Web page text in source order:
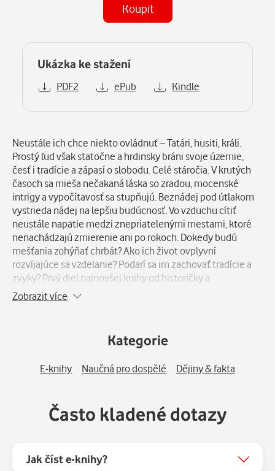
Koupit
Ukázka ke stažení
PDF2 ePub Kindle
Popis
Neustále ich chce niekto ovládnuť – Tatári, husiti, králi.
Prostý ľud však statočne a hrdinsky bráni svoje územie,
česť i tradície a zápasí o slobodu. Celé stáročia. V krutých
časoch sa mieša nečakaná láska so zradou, mocenské
intrigy a vypočítavosť sa stupňujú. Beznádej pod útlakom
vystrieda nádej na lepšiu budúcnosť. Vo vzduchu cítiť
neustále napätie medzi znepriatelenými mestami, ktoré
nenachádzajú zmierenie ani po rokoch. Dokedy budú
mešťania zohýňať chrbát? Ako ich život ovplyvní
rozvíjajúce sa vzdelanie? Podarí sa im zachovať tradície a
zvyky? Prvý diel najnovšej knihy od historičky a
spisovateľky Nory Baráthovej opisuje Kežmarok tak, ako ho
doposiaľ nepoznáme – od najstarších čias po 15. storočie.
skutočných príbehov, niekedy až neuveriteľných, ale
Zobrazit více
Kategorie
E-knihy Naučná pro dospělé Dějiny & fakta
Často kladené dotazy
Jak číst e-knihy?